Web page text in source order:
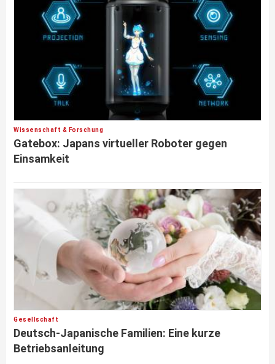
Wissenschaft & Forschung
Gatebox: Japans virtueller Roboter gegen
Einsamkeit
Gesellschaft
Deutsch-Japanische Familien: Eine kurze
Betriebsanleitung